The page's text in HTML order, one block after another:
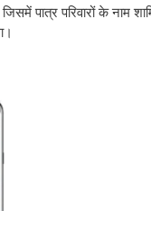
पात्र परिवारों के